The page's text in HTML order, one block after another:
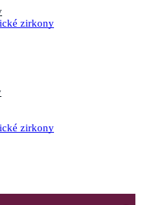
zirkony
zirkony